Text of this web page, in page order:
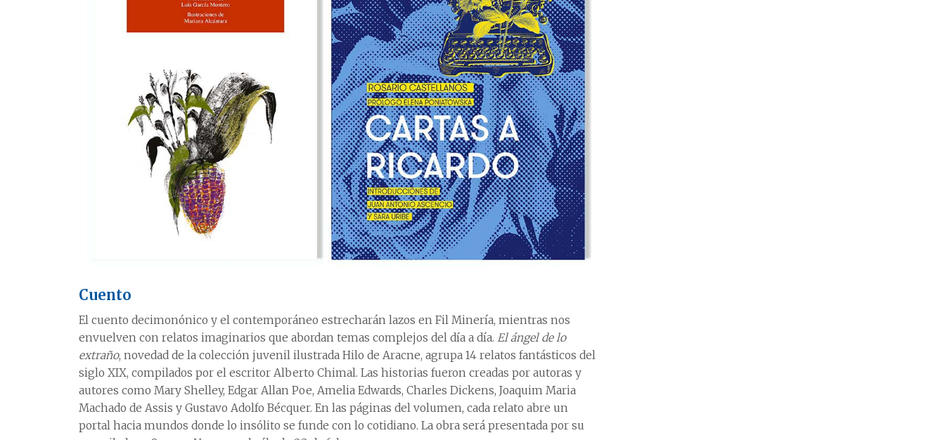
Cuento
El cuento decimonónico y el contemporáneo estrecharán lazos en Fil Minería, mientras nos
envuelven con relatos imaginarios que abordan temas complejos del día a día. El ángel de lo
extraño, novedad de la colección juvenil ilustrada Hilo de Aracne, agrupa 14 relatos fantásticos del
siglo XIX, compilados por el escritor Alberto Chimal. Las historias fueron creadas por autoras y
autores como Mary Shelley, Edgar Allan Poe, Amelia Edwards, Charles Dickens, Joaquim Maria
Machado de Assis y Gustavo Adolfo Bécquer. En las páginas del volumen, cada relato abre un
portal hacia mundos donde lo insólito se funde con lo cotidiano. La obra será presentada por su